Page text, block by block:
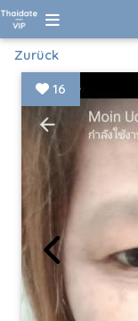
Zurück
16